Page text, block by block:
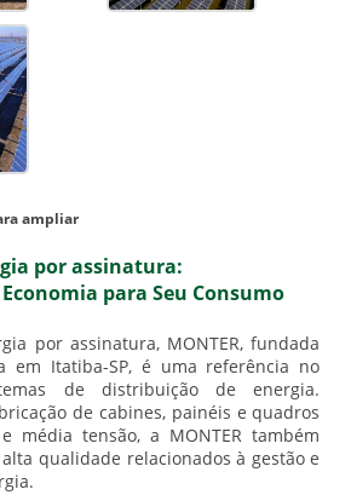
ampliar
por assinatura:
para Seu Consumo
por assinatura, MONTER, fundada
em Itatiba-SP, é uma referência no
de distribuição de energia.
de cabines, painéis e quadros
média tensão, a MONTER também
qualidade relacionados à gestão e